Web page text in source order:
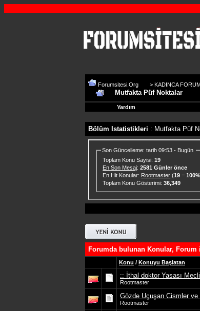
Forumsitesi.Org > KADINCA
Mutfakta Püf Noktalar
Yardım
Bölüm Istatistikleri : Mutfakta Püf
Son Güncelleme: tarih 09:53 - Bugün
Toplam Konu Sayisi:19
En Son Mesaj:2581 Günler önce
En Hit Konular: Rootmaster (19 =
Toplam Konu Gösterimi:36,349
Forumda bulunan Konular, Forum
Konu / Konuyu Başlatan
:: İthal doktor Yasası
Rootmaster
Gözde Uçuşan Cismler ve
Rootmaster